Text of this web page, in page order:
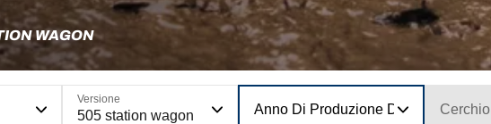
WAGON
Versione
505 station wagon Anno Di Produzione Del ModelloCerchio